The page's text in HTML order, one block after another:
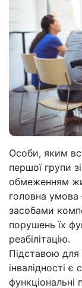
Особи, яким
першої групи
обмеженням
головна умова
засобами
порушень їх
реабілітацію.
Підставою для
інвалідності є
функціональні